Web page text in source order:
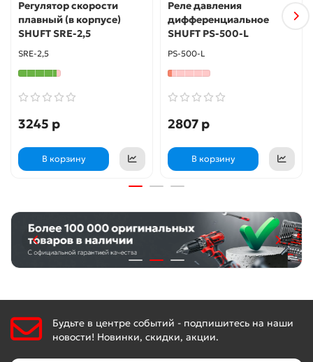
Регулятор скорости
плавный (в корпусе)
SHUFT SRE-2,5
SRE-2,5
3245 р
В корзину
Реле давления
дифференциальное
SHUFT PS-500-L
PS-500-L
2807 р
В корзину
Будьте в центре событий - подпишитесь на наши
новости! Новинки, скидки, акции.